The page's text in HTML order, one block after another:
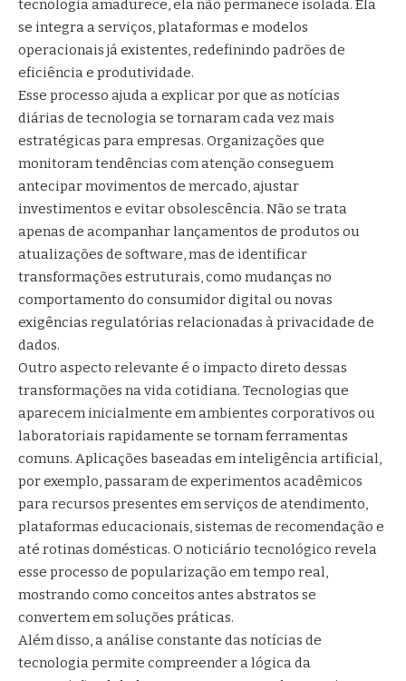
tecnologia amadurece, ela não permanece isolada. Ela
se integra a serviços, plataformas e modelos
operacionais já existentes, redefinindo padrões de
eficiência e produtividade.
Esse processo ajuda a explicar por que as notícias
diárias de tecnologia se tornaram cada vez mais
estratégicas para empresas. Organizações que
monitoram tendências com atenção conseguem
antecipar movimentos de mercado, ajustar
investimentos e evitar obsolescência. Não se trata
apenas de acompanhar lançamentos de produtos ou
atualizações de software, mas de identificar
transformações estruturais, como mudanças no
comportamento do consumidor digital ou novas
exigências regulatórias relacionadas à privacidade de
dados.
Outro aspecto relevante é o impacto direto dessas
transformações na vida cotidiana. Tecnologias que
aparecem inicialmente em ambientes corporativos ou
laboratoriais rapidamente se tornam ferramentas
comuns. Aplicações baseadas em inteligência artificial,
por exemplo, passaram de experimentos acadêmicos
para recursos presentes em serviços de atendimento,
plataformas educacionais, sistemas de recomendação e
até rotinas domésticas. O noticiário tecnológico revela
esse processo de popularização em tempo real,
mostrando como conceitos antes abstratos se
convertem em soluções práticas.
Além disso, a análise constante das notícias de
tecnologia permite compreender a lógica da